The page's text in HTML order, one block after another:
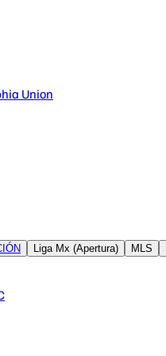
Union
Liga Mx (Apertura) MLS